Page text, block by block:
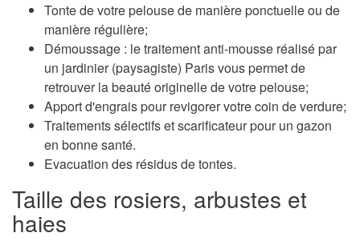
Tonte de votre pelouse de manière ponctuelle ou de
manière régulière;
Démoussage : le traitement anti-mousse réalisé par
un jardinier (paysagiste) Paris vous permet de
retrouver la beauté originelle de votre pelouse;
Apport d'engrais pour revigorer votre coin de verdure;
Traitements sélectifs et scarificateur pour un gazon
en bonne santé.
Evacuation des résidus de tontes.
Taille des rosiers, arbustes et
haies